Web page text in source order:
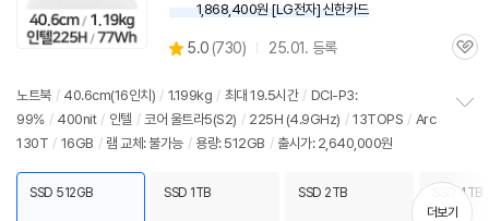
1,868,400원 [LG전자] 신한카드
별
5.0 (상
리
뷰
730) 25.01. 등록
관
노트북 / 40.6cm(16인치) / 1.199kg / 최대 19.5시간 / DCI-P3:
99% / 400nit / 인텔 / 코어 울트라5(S2) / 225H (4.9GHz) / 13TOPS / Arc
130T / 16GB / 램 교체: 불가능 / 용량: 512GB / 출시가: 2,640,000원
치
기
SSD 512GB SSD 1TB SSD 2TB SSD 4TB
더보기